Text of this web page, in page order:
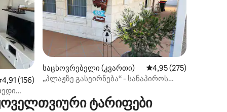
შეფასებაა 5‑დან 4,91, 156 მიმოხილვა
4,91 (156)
საცხოვრებელი (კვართი) საშუალო შეფასებაა
4,95 (275)
„პლაჟზე გასეირნება“ - სანაპიროს
ტარიფები